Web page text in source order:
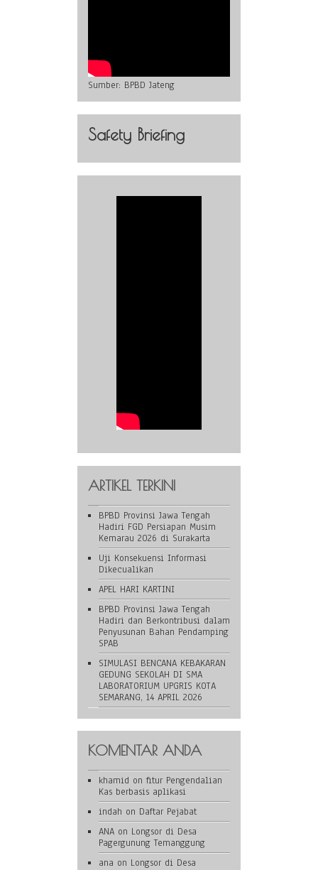
Sumber: BPBD Jateng
Safety Briefing
ARTIKEL TERKINI
BPBD Provinsi Jawa Tengah
Hadiri FGD Persiapan Musim
Kemarau 2026 di Surakarta
Uji Konsekuensi Informasi
Dikecualikan
APEL HARI KARTINI
BPBD Provinsi Jawa Tengah
Hadiri dan Berkontribusi dalam
Penyusunan Bahan Pendamping
SPAB
SIMULASI BENCANA KEBAKARAN
GEDUNG SEKOLAH DI SMA
LABORATORIUM UPGRIS KOTA
SEMARANG, 14 APRIL 2026
KOMENTAR ANDA
khamid on fitur Pengendalian
Kas berbasis aplikasi
indah on Daftar Pejabat
ANA on Longsor di Desa
Pagergunung Temanggung
ana on Longsor di Desa